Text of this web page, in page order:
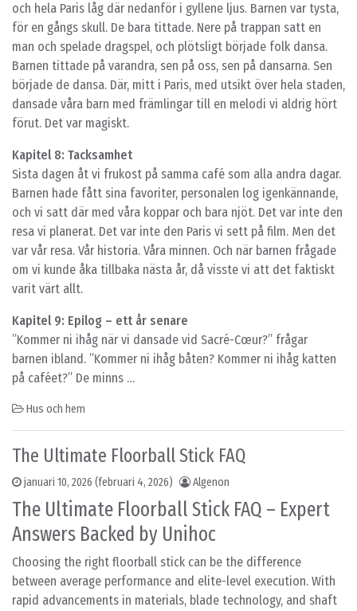
och hela Paris låg där nedanför i gyllene ljus. Barnen var tysta,
för en gångs skull. De bara tittade. Nere på trappan satt en
man och spelade dragspel, och plötsligt började folk dansa.
Barnen tittade på varandra, sen på oss, sen på dansarna. Sen
började de dansa. Där, mitt i Paris, med utsikt över hela staden,
dansade våra barn med främlingar till en melodi vi aldrig hört
förut. Det var magiskt.
Kapitel 8: Tacksamhet
Sista dagen åt vi frukost på samma café som alla andra dagar.
Barnen hade fått sina favoriter, personalen log igenkännande,
och vi satt där med våra koppar och bara njöt. Det var inte den
resa vi planerat. Det var inte den Paris vi sett på film. Men det
var vår resa. Vår historia. Våra minnen. Och när barnen frågade
om vi kunde åka tillbaka nästa år, då visste vi att det faktiskt
varit värt allt.
Kapitel 9: Epilog – ett år senare
”Kommer ni ihåg när vi dansade vid Sacré-Cœur?” frågar
barnen ibland. ”Kommer ni ihåg båten? Kommer ni ihåg katten
på caféet?” De minns …
Hus och hem
The Ultimate Floorball Stick FAQ
januari 10, 2026 (februari 4, 2026) Algenon
The Ultimate Floorball Stick FAQ – Expert
Answers Backed by Unihoc
Choosing the right floorball stick can be the difference
between average performance and elite-level execution. With
rapid advancements in materials, blade technology, and shaft